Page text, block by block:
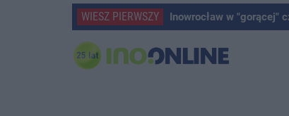
WIESZ PIERWSZY Inowrocław w "gorącej"